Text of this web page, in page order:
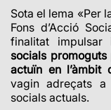
Sota el lema «Per
Fons d’Acció
finalitat impulsar
socials
actuïn en l’àmbit
vagin adreçats
socials actuals.